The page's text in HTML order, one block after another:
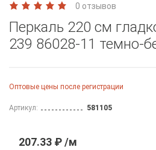
0 отзывов
Перкаль 220 см
239 86028-11 темно-
Оптовые цены после регистрации
Артикул: 581105
207.33 ₽ /м